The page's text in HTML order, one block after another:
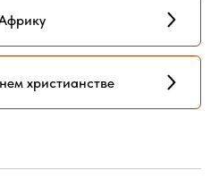
христианстве